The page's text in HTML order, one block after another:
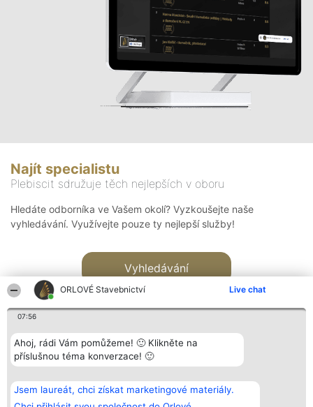
ORLOVÉ Stavebnictví Live chat
07:56
Ahoj, rádi Vám pomůžeme! 🙂 Klikněte na
příslušnou téma konverzace! 🙂
Jsem laureát, chci získat marketingové materiály.
Najít specialistu
Plebiscit sdružuje těch nejlepších v oboru
Hledáte odborníka ve Vašem okolí? Vyzkoušejte naše
vyhledávání. Využívejte pouze ty nejlepší služby!
Vyhledávání
Bright Side Solutions sp. z o.
o. sp. k.
ul. Ruska 22
Vítězové
Seznam všech
laureátů
Kontakt